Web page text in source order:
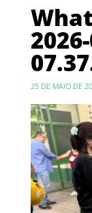
25 DE MAIO DE